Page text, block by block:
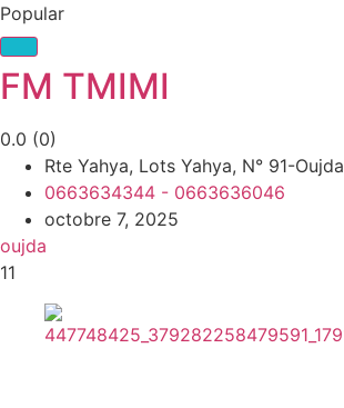
Popular
FM TMIMI
0.0 (0)
Rte Yahya, Lots Yahya, N° 91-Oujda
0663634344 - 0663636046
octobre 7, 2025
oujda
11